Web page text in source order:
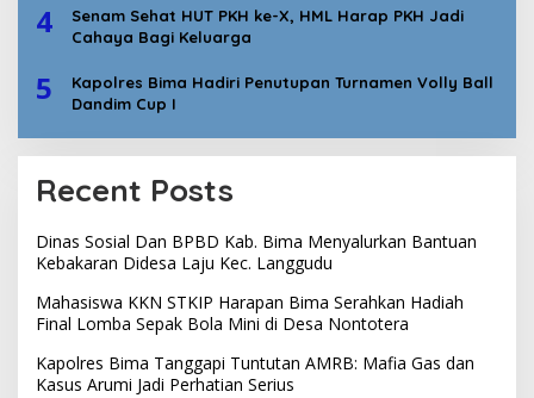
4
Senam Sehat HUT PKH ke-X, HML Harap PKH Jadi
Cahaya Bagi Keluarga
5
Kapolres Bima Hadiri Penutupan Turnamen Volly Ball
Dandim Cup I
Recent Posts
Dinas Sosial Dan BPBD Kab. Bima Menyalurkan Bantuan
Kebakaran Didesa Laju Kec. Langgudu
Mahasiswa KKN STKIP Harapan Bima Serahkan Hadiah
Final Lomba Sepak Bola Mini di Desa Nontotera
Kapolres Bima Tanggapi Tuntutan AMRB: Mafia Gas dan
Kasus Arumi Jadi Perhatian Serius